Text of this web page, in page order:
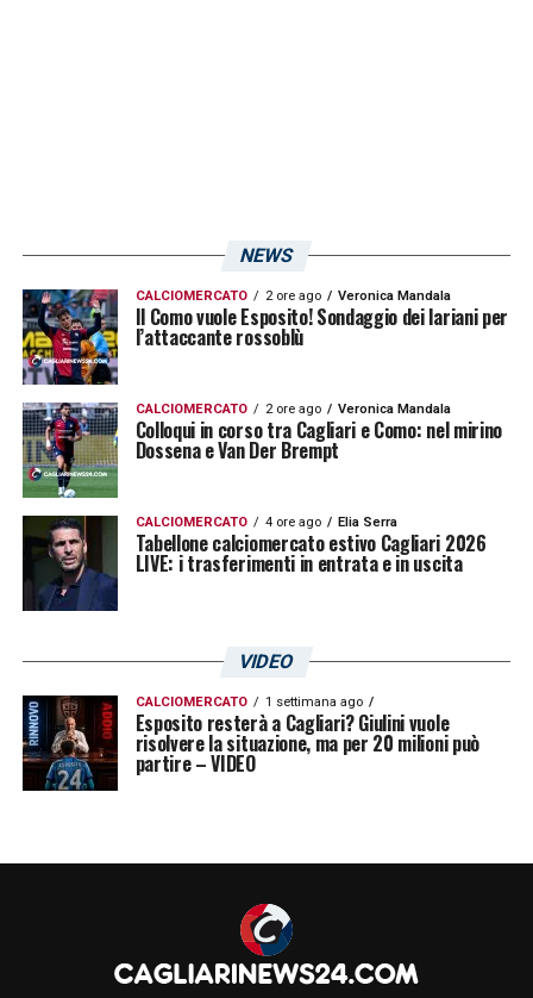
LA PLAYLIST DELLE NOSTRE TOP NEWS
NEWS
CALCIOMERCATO 2 ore ago Veronica Mandala
Il Como vuole Esposito! Sondaggio dei lariani per
l’attaccante rossoblù
CALCIOMERCATO 2 ore ago Veronica Mandala
Colloqui in corso tra Cagliari e Como: nel mirino
Dossena e Van Der Brempt
CALCIOMERCATO 4 ore ago Elia Serra
Tabellone calciomercato estivo Cagliari 2026
LIVE: i trasferimenti in entrata e in uscita
VIDEO
CALCIOMERCATO 1 settimana ago
Esposito resterà a Cagliari? Giulini vuole
risolvere la situazione, ma per 20 milioni può
partire – VIDEO